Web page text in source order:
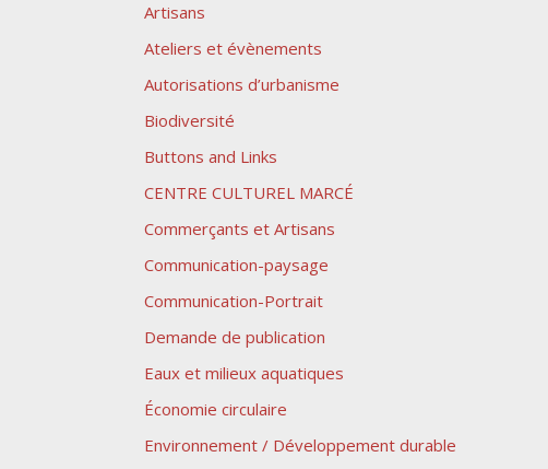
Artisans
Ateliers et évènements
Autorisations d’urbanisme
Biodiversité
Buttons and Links
CENTRE CULTUREL MARCÉ
Commerçants et Artisans
Communication-paysage
Communication-Portrait
Demande de publication
Eaux et milieux aquatiques
Économie circulaire
Environnement / Développement durable